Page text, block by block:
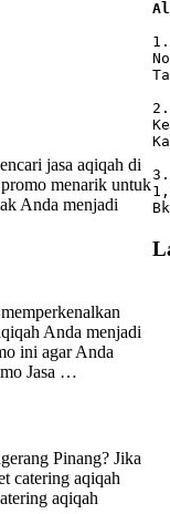
jasa aqiqah di
menarik untuk
Anda menjadi
Anda menjadi
ini agar Anda
Jasa …
Pinang? Jika
catering aqiqah
aqiqah